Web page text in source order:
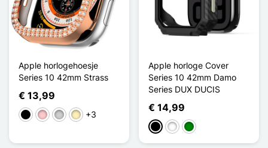
Apple horlogehoesje
Series 10 42mm Strass
€ 13,99
ZwartRozeZilverGolden
+3
Apple horloge Cover
Series 10 42mm Damo
Series DUX DUCIS
€ 14,99
ZwartWit Groen